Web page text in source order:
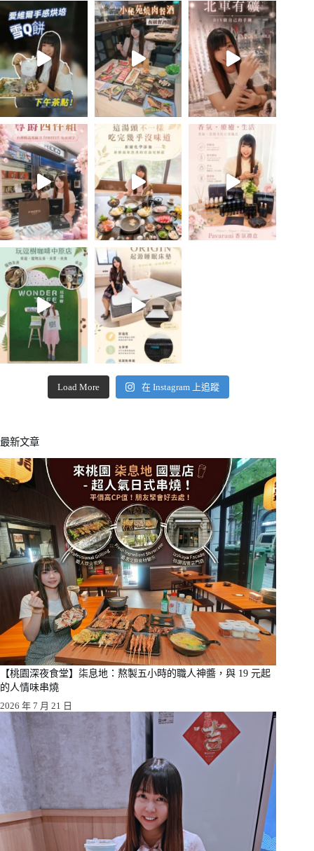
Load More 在 Instagram 上追蹤
最新文章
【桃園深夜食堂】柒息地：熬製五小時的職人神醬，與 19 元起
的人情味串燒
2026 年 7 月 21 日